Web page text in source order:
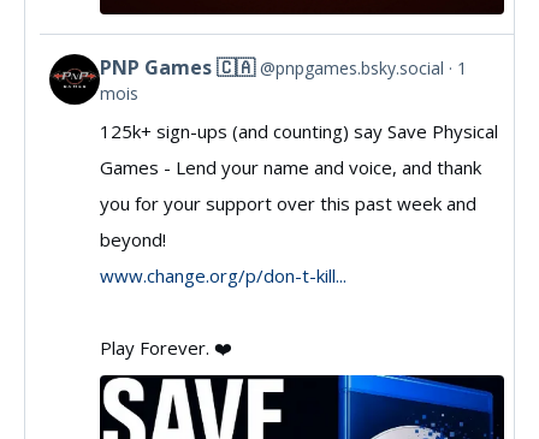
View
post
Games
PNP Games 🇨🇦 @pnpgames.bsky.social
1
mois
125k+ sign-ups (and counting) say Save Physical
Games - Lend your name and voice, and thank
you for your support over this past week and
beyond!
www.change.org/p/don-t-kill...
Play Forever. ❤️